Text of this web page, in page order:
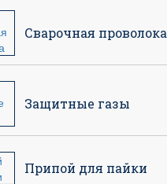
Сварочная проволока
Защитные газы
Припой для пайки